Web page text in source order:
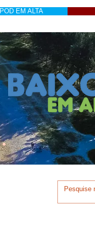
POD EM ALTA